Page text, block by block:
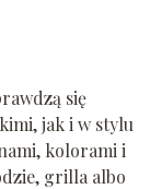
się
jak i w stylu
kolorami i
grilla albo